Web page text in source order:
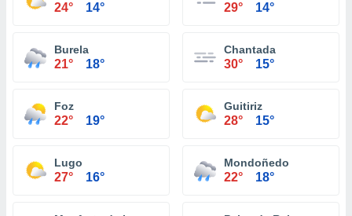
24° 14° 29° 14°
Burela
21° 18°
Chantada
30° 15°
Foz
22° 19°
Guitiriz
28° 15°
Lugo
27° 16°
Mondoñedo
22° 18°